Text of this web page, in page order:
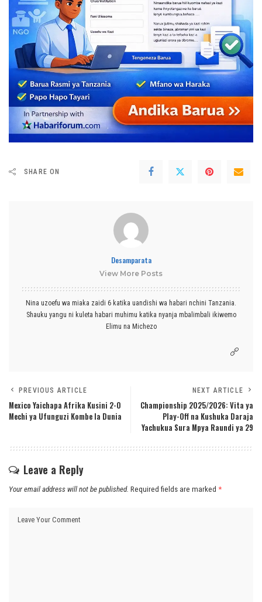
SHARE ON
Desamparata
View More Posts
Nina uzoefu wa miaka zaidi 6 katika uandishi wa habari nchini Tanzania.
Shauku yangu ni kuleta habari muhimu katika nyanja mbalimbali ikiwemo
Elimu na Michezo
PREVIOUS ARTICLE
Mexico Yaichapa Afrika Kusini 2-0
Mechi ya Ufunguzi Kombe la Dunia
NEXT ARTICLE
Championship 2025/2026: Vita ya
Play-Off na Kushuka Daraja
Yachukua Sura Mpya Raundi ya 29
Leave a Reply
Your email address will not be published. Required fields are marked *